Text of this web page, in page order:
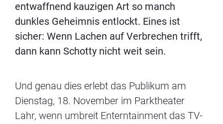
entwaffnend kauzigen Art so manch
dunkles Geheimnis entlockt. Eines ist
sicher: Wenn Lachen auf Verbrechen trifft,
dann kann Schotty nicht weit sein.
Und genau dies erlebt das Publikum am
Dienstag, 18. November im Parktheater
Lahr, wenn umbreit Enterntainment das TV-